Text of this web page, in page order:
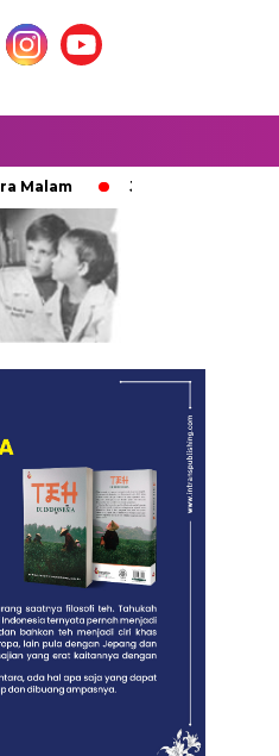
Jejak 100 Hari Pemburu